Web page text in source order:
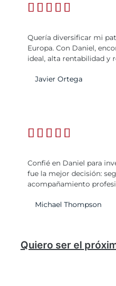
    
Quería diversificar mi
Europa. Con Daniel,
ideal, alta rentabilidad y
Javier Ortega
    
Confié en Daniel para
fue la mejor decisión:
acompañamiento
Michael Thompson
Quiero ser el